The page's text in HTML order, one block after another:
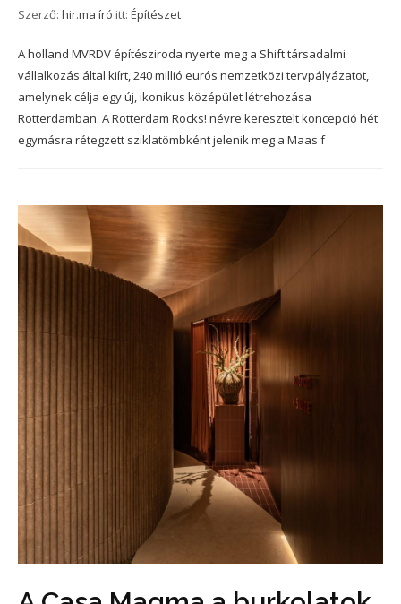
Szerző: hir.ma író itt: Építészet
A holland MVRDV építésziroda nyerte meg a Shift társadalmi
vállalkozás által kiírt, 240 millió eurós nemzetközi tervpályázatot,
amelynek célja egy új, ikonikus középület létrehozása
Rotterdamban. A Rotterdam Rocks! névre keresztelt koncepció hét
egymásra rétegzett sziklatömbként jelenik meg a Maas f